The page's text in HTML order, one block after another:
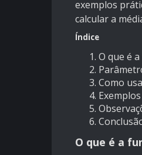
exemplos
calcular a
Índice
O que é a
Como
O que é a